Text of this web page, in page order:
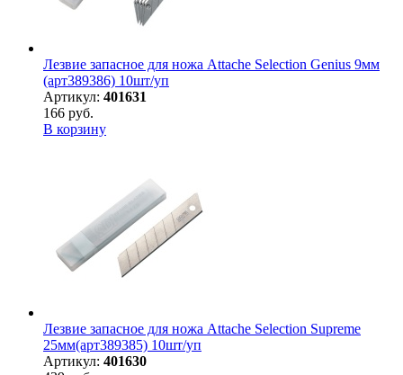
Лезвие запасное для ножа Attache Selection Genius 9мм
(арт389386) 10шт/уп
Артикул: 401631
166 руб.
В корзину
Лезвие запасное для ножа Attache Selection Supreme
25мм(арт389385) 10шт/уп
Артикул: 401630